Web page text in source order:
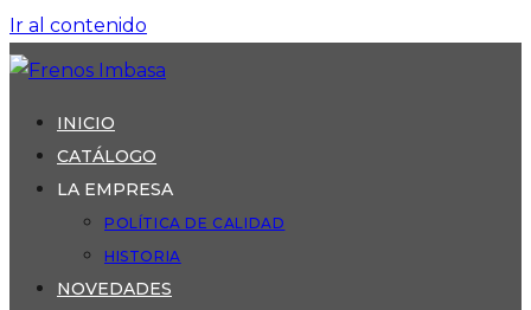
Ir al contenido
INICIO
CATÁLOGO
LA EMPRESA
POLÍTICA DE CALIDAD
HISTORIA
NOVEDADES